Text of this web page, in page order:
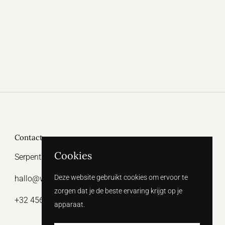
Contact
Serpentstraat 15, 9000 Gent
hallo@witthelabel.be
+32 456 64 31 47
Cookies
Deze website gebruikt cookies om ervoor te
zorgen dat je de beste ervaring krijgt op je
apparaat.